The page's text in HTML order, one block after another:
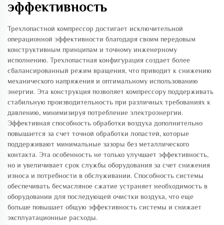
эффективность
Трехлопастной компрессор достигает исключительной
операционной эффективности благодаря своим передовым
конструктивным принципам и точному инженерному
исполнению. Трехлопастная конфигурация создает более
сбалансированный режим вращения, что приводит к снижению
механического напряжения и оптимальному использованию
энергии. Эта конструкция позволяет компрессору поддерживать
стабильную производительность при различных требованиях к
давлению, минимизируя потребление электроэнергии.
Эффективная способность обработки воздуха дополнительно
повышается за счет точной обработки лопастей, которые
поддерживают минимальные зазоры без металлического
контакта. Эта особенность не только улучшает эффективность,
но и увеличивает срок службы оборудования за счет снижения
износа и потребности в обслуживании. Способность системы
обеспечивать бесмасляное сжатие устраняет необходимость в
оборудовании для последующей очистки воздуха, что еще
больше повышает общую эффективность системы и снижает
эксплуатационные расходы.